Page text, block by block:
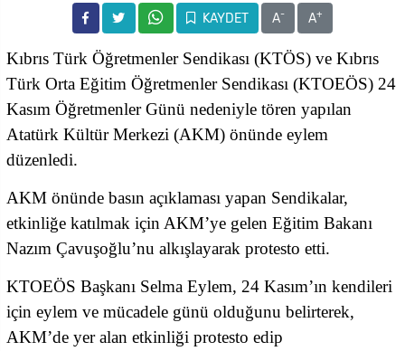
KAYDET A- A+
Kıbrıs Türk Öğretmenler Sendikası (KTÖS) ve Kıbrıs
Türk Orta Eğitim Öğretmenler Sendikası (KTOEÖS) 24
Kasım Öğretmenler Günü nedeniyle tören yapılan
Atatürk Kültür Merkezi (AKM) önünde eylem
düzenledi.
AKM önünde basın açıklaması yapan Sendikalar,
etkinliğe katılmak için AKM’ye gelen Eğitim Bakanı
Nazım Çavuşoğlu’nu alkışlayarak protesto etti.
KTOEÖS Başkanı Selma Eylem, 24 Kasım’ın kendileri
için eylem ve mücadele günü olduğunu belirterek,
AKM’de yer alan etkinliği protesto edip